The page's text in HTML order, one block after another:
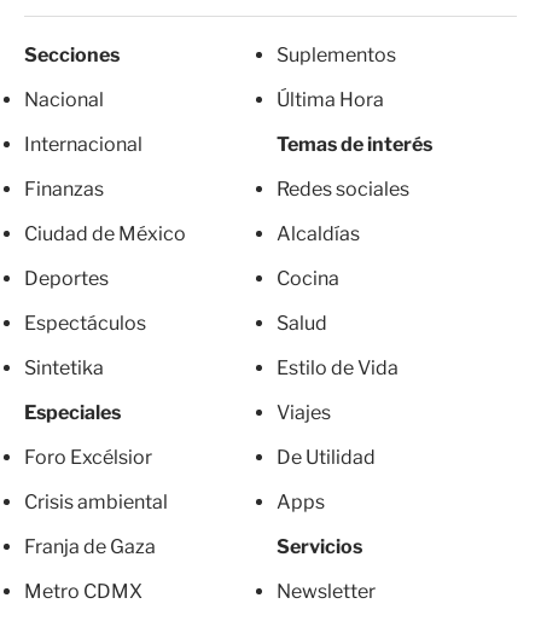
Secciones
Nacional
Internacional
Finanzas
Ciudad de México
Deportes
Espectáculos
Sintetika
Especiales
Foro Excélsior
Crisis ambiental
Franja de Gaza
Metro CDMX
Suplementos
Última Hora
Temas de interés
Redes sociales
Alcaldías
Cocina
Salud
Estilo de Vida
Viajes
De Utilidad
Apps
Servicios
Newsletter